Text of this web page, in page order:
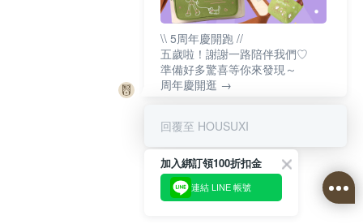
\\ 5周年慶開跑 //
五歲啦！謝謝一路陪伴我們♡
準備好多驚喜等你來發現～
周年慶開逛 →
回覆至 HOUSUXI
加入綁訂領100折扣金
連結 LINE 帳號